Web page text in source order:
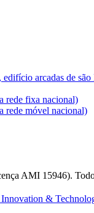
arcadas de
rede fixa nacional)
rede móvel nacional)
AMI 15946).
&